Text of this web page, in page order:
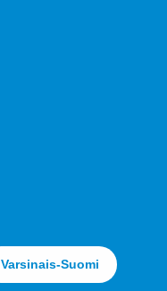
Varsinais-Suomi